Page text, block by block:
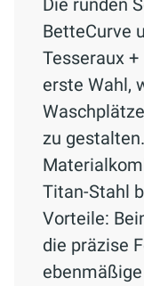
BetteCurve
Tesseraux
erste Wahl,
zu
Titan-Stahl
Vorteile:
die präzise